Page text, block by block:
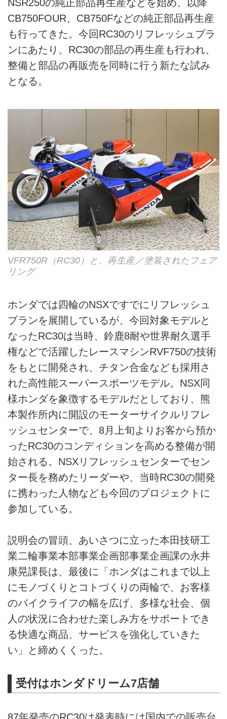
NSR250の純正部品再生産などを始め、以降
CB750FOUR、CB750Fなどの純正部品再生産
も行ってきた。今回RC30のリフレッシュプラ
ンにあたり、RC30の部品の再生産も行われ、
整備と部品の再販売を同時に行う新たな試み
となる。
VFR750R（RC30）と、再生産／塗装されたフェア
リング
ホンダでは四輪のNSXですでにリフレッシュ
プランを展開しているが、今回対象モデルと
なったRC30は当時、鈴鹿8耐や世界耐久選手
権などで活躍したレースマシンRVF750の技術
をもとに開発され、チタン合金なども採用さ
れた高性能スーパースポーツモデル。NSX同
様ホンダを象徴するモデルだとしており、熊
本製作所内に開設のモーターサイクルリフレ
ッシュセンターで、8月上旬よりお客から預か
ったRC30のコンディションを高める整備が開
始される。NSXリフレッシュセンターでセン
ター長を務めたリーダーや、当時RC30の開発
に携わった人物なども今回のプロジェクトに
参加している。
説明会の冒頭、あいさつに立った本田技研工
業二輪事業本部事業企画部事業企画課の永井
康晃課長は、最後に「ホンダはこれまで以上
にモノづくりとコトづくりの両輪で、お客様
のバイクライフの幅を広げ、多様な社会、個
人の状況に合わせた楽しみ方をサポートでき
る快適な商品、サービスを強化していきた
い」と締めくくった。
受付はホンダドリーム7店舗
87年発売のRC30は発表時には国内での販売台